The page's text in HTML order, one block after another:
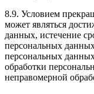
8.9. Условием
может являться
данных, истечение
персональных
персональных
обработки
неправомерной